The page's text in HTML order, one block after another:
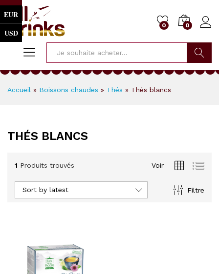
0 0
Chercher
Accueil » Boissons chaudes » Thés » Thés blancs
THÉS BLANCS
1 Produits trouvés Voir
Filtre
Sort by latest
EUR
USD